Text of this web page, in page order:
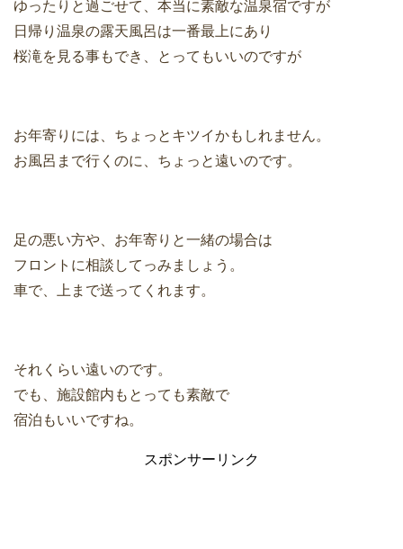
ゆったりと過ごせて、本当に素敵な温泉宿ですが
日帰り温泉の露天風呂は一番最上にあり
桜滝を見る事もでき、とってもいいのですが
お年寄りには、ちょっとキツイかもしれません。
お風呂まで行くのに、ちょっと遠いのです。
足の悪い方や、お年寄りと一緒の場合は
フロントに相談してっみましょう。
車で、上まで送ってくれます。
それくらい遠いのです。
でも、施設館内もとっても素敵で
宿泊もいいですね。
スポンサーリンク